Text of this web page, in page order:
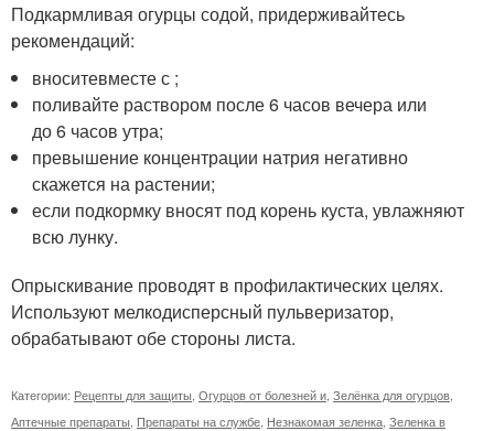
Подкармливая огурцы содой, придерживайтесь
рекомендаций:
вноситевместе с ;
поливайте раствором после 6 часов вечера или
до 6 часов утра;
превышение концентрации натрия негативно
скажется на растении;
если подкормку вносят под корень куста, увлажняют
всю лунку.
Опрыскивание проводят в профилактических целях.
Используют мелкодисперсный пульверизатор,
обрабатывают обе стороны листа.
Категории: Рецепты для защиты Огурцов от болезней и Зелёнка для огурцов
Аптечные препараты Препараты на службе Незнакомая зеленка Зеленка в